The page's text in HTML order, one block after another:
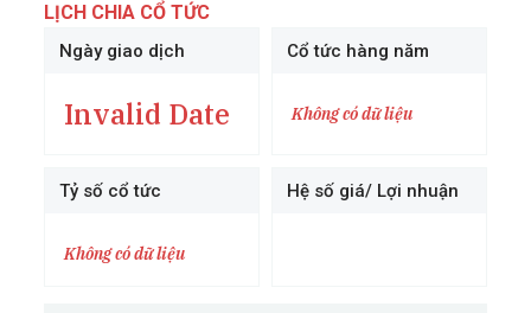
LỊCH CHIA CỔ TỨC
Ngày giao dịch
Invalid Date
Cổ tức hàng năm
Không có dữ liệu
Tỷ số cổ tức
Không có dữ liệu
Hệ số giá/ Lợi nhuận